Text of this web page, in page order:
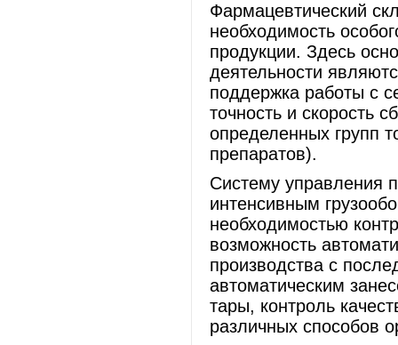
Фармацевтический
необходимость
продукции. Здесь
деятельности
поддержка работы с
точность и скорость
определенных групп
препаратов).
Систему управления
интенсивным
необходимостью
возможность
производства с
автоматическим
тары, контроль
различных способов